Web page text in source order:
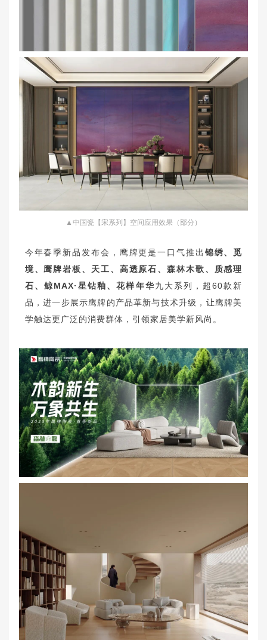
▲中国瓷【宋系列】空间应用效果（部分）
今年春季新品发布会，鹰牌更是一口气推出 锦绣、觅
境、鹰牌岩板、天工、高透原石、森林木歌、质感理
石、鲸MAX·星钻釉、花样年华九大系列，超60款新
品，进一步展示鹰牌的产品革新与技术升级，让鹰牌美
学触达更广泛的消费群体，引领家居美学新风尚。